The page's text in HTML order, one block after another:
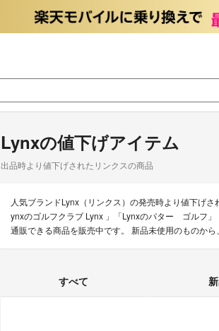
Lynxの値下げアイテム
出品時より値下げされたリンクスの商品
人気ブランドLynx（リンクス）の発売時より値下げ
ynxのゴルフクラブ Lynx 」「Lynxのパター ゴルフ
通販できる商品を販売中です。 新品未使用のものか
すべて